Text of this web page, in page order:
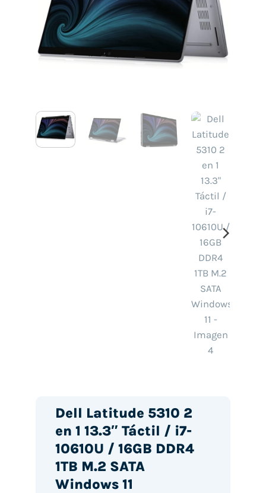
Dell Latitude 5310 2
en 1 13.3″ Táctil / i7-
10610U / 16GB DDR4
1TB M.2 SATA
Windows 11